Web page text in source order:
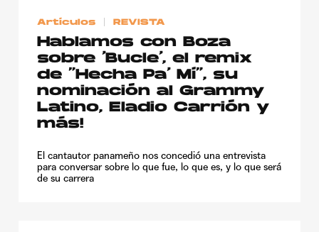
Artículos REVISTA
Hablamos con Boza
sobre ‘Bucle’, el remix
de “Hecha Pa’ Mí”, su
nominación al Grammy
Latino, Eladio Carrión y
más!
El cantautor panameño nos concedió una entrevista
para conversar sobre lo que fue, lo que es, y lo que será
de su carrera